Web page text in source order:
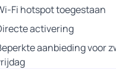
Fi hotspot toegestaan
activering
aanbieding voor